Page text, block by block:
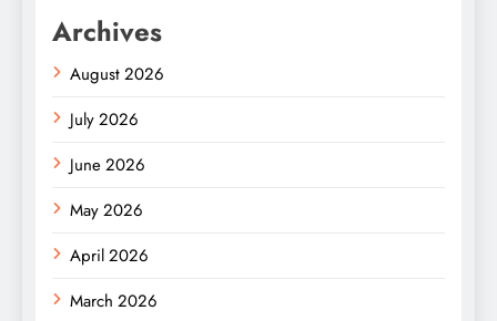
Archives
August 2026
July 2026
June 2026
May 2026
April 2026
March 2026